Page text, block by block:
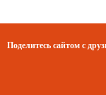
Поделитесь сайтом с